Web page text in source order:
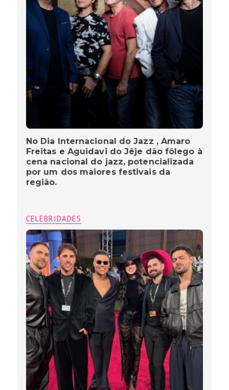
No Dia Internacional do Jazz , Amaro
Freitas e Aguidavi do Jêje dão fôlego à
cena nacional do jazz, potencializada
por um dos maiores festivais da
região.
CELEBRIDADES